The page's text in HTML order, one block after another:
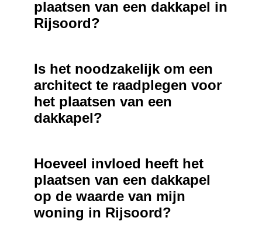
plaatsen van een dakkapel in
Rijsoord?
Is het noodzakelijk om een
architect te raadplegen voor
het plaatsen van een
dakkapel?
Hoeveel invloed heeft het
plaatsen van een dakkapel
op de waarde van mijn
woning in Rijsoord?